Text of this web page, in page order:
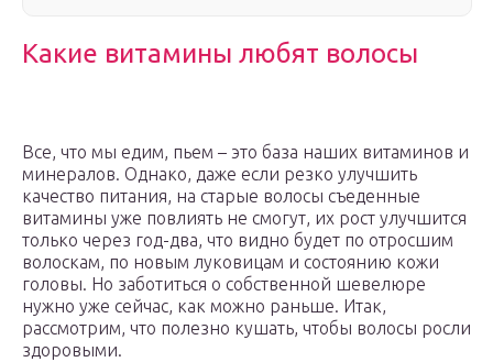
Какие витамины любят волосы
Все, что мы едим, пьем – это база наших витаминов и
минералов. Однако, даже если резко улучшить
качество питания, на старые волосы съеденные
витамины уже повлиять не смогут, их рост улучшится
только через год-два, что видно будет по отросшим
волоскам, по новым луковицам и состоянию кожи
головы. Но заботиться о собственной шевелюре
нужно уже сейчас, как можно раньше. Итак,
рассмотрим, что полезно кушать, чтобы волосы росли
здоровыми.